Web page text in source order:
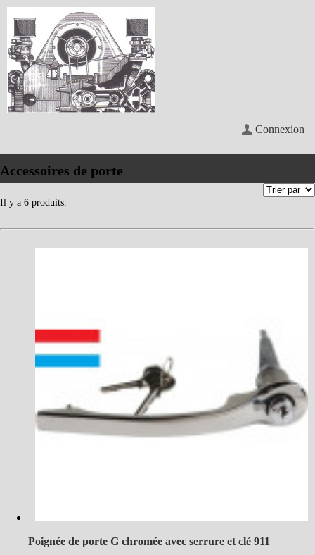
Connexion
Accessoires de porte
Il y a 6 produits.
Poignée de porte G chromée avec serrure et clé 911